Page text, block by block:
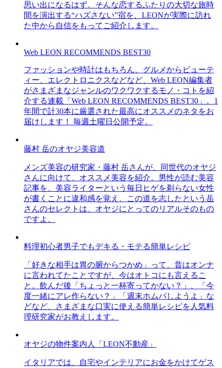
思い出になるはず。そんな恋するふたりの大切な旅時
間を演出する“ハズさない”宿を、LEONが実際に訪れ
た中から自信をもってご紹介します。
Web LEON RECOMMENDS BEST30
ファッションや時計はもちろん、グルメからビューテ
ィー、エレクトロニクスなどなど、Web LEON編集者
がさまざまなジャンルのワクワクするモノ・コトを紹
介する連載「Web LEON RECOMMENDS BEST30」。1
年間で計30本に厳選された最高にオススメのネタをお
届けします！ 毎週土曜日公開予定。
藤村 岳のオヤジ美容道
メンズ美容の研究家・藤村 岳さんが、同世代のオヤジ
さんに向けて、オススメ美容を紹介。男性が読む美容
記事を、美容ライターという毎日ヒゲを剃らない女性
が書くことに違和感を覚え、この道を志したという岳
さんのセレクトは、オヤジにとってのリアルそのもの
ですよ。
料理初心者男子でもデキる・モテる簡単レシピ
「好きな相手は胃の腑からつかめ」って、昔はオンナ
に言われてたことですが、今はオトコにも言えるこ
と。飲んだ後「ちょっと一杯寄ってかない？」、「今
度一緒にアレ作らない？」「週末ホムパしようよ」な
どなど、さまざまな口実に使える簡単レシピを人気料
理研究家がお教えします。
オヤジの物件案内人「LEON不動産」
イタリアでは、自宅やインテリアにお金をかけてゲス